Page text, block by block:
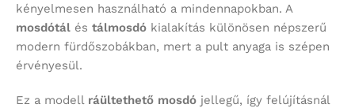
kényelmesen használható a mindennapokban. A
mosdótál és tálmosdó kialakítás különösen népszerű
modern fürdőszobákban, mert a pult anyaga is szépen
érvényesül.
Ez a modell ráültethető mosdó jellegű, így felújításnál